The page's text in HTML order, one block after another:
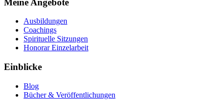
Ausbildungen
Coachings
Spirituelle Sitzungen
Honorar Einzelarbeit
Einblicke
Blog
Bücher & Veröffentlichungen